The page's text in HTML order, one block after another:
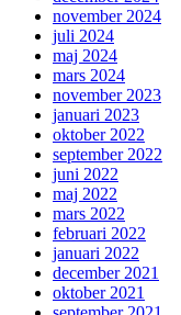
november 2024
juli 2024
maj 2024
mars 2024
november 2023
januari 2023
oktober 2022
september 2022
juni 2022
maj 2022
mars 2022
februari 2022
januari 2022
december 2021
oktober 2021